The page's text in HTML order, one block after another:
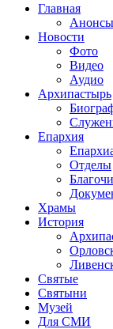
Главная
Анонсы
Новости
Фото
Видео
Аудио
Архипастырь
Епархия
Отделы
Храмы
История
Святые
Святыни
Музей
Для СМИ